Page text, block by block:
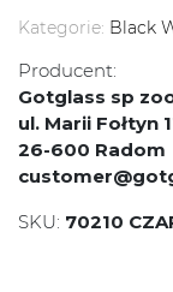
Kategorie: Black
Producent:
Gotglass sp
ul. Marii Fołtyn
26-600 Radom
SKU: 70210